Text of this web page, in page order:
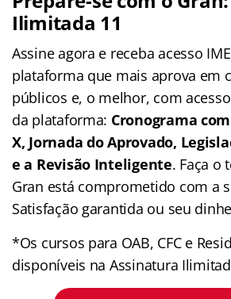
Ilimitada 11
Assine agora e receba acesso
plataforma que mais aprova em
públicos e, o melhor, com
da plataforma: Cronograma
X, Jornada do Aprovado,
e a Revisão Inteligente. Faça o
Gran está comprometido com a
Satisfação garantida ou seu
*Os cursos para OAB, CFC e
disponíveis na Assinatura